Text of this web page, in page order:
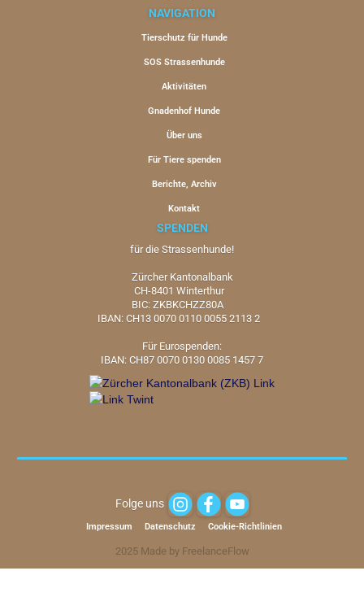
NAVIGATION
Tierschutz für Hunde
SOS Strassenhunde
Aktivitäten
Gnadenhof Hunde
Über uns
Für Tiere spenden
Berichte, Archiv
Kontakt
SPENDEN
für die Strassenhunde!
Zürcher Kantonalbank
CH-8401 Winterthur
BIC: ZKBKCHZZ80A
IBAN: CH13 0070 0110 0055 2113 2
Für Eurospenden:
IBAN: CH87 0070 0130 0085 1457 7
2025 Made by FreelanceFlow
Impressum Datenschutz Cookie-Richtlinien
Folge uns